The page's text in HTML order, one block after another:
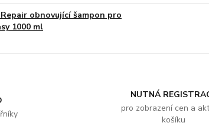
obnovující šampon pro
1000 ml
NUTNÁ
pro zobrazení cen a
košíku